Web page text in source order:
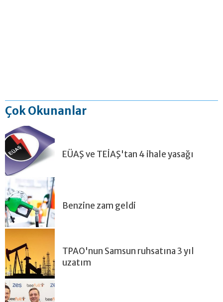
Çok Okunanlar
EÜAŞ ve TEİAŞ'tan 4 ihale yasağı
Benzine zam geldi
TPAO'nun Samsun ruhsatına 3 yıl
uzatım